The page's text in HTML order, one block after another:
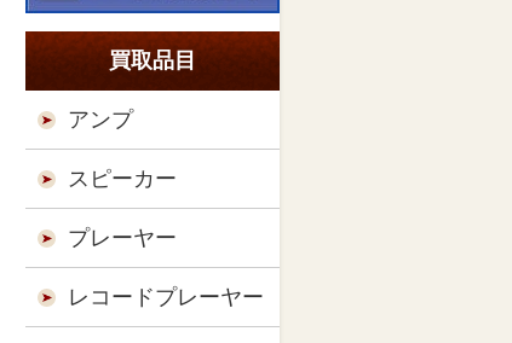
買取品目
アンプ
スピーカー
プレーヤー
レコードプレーヤー